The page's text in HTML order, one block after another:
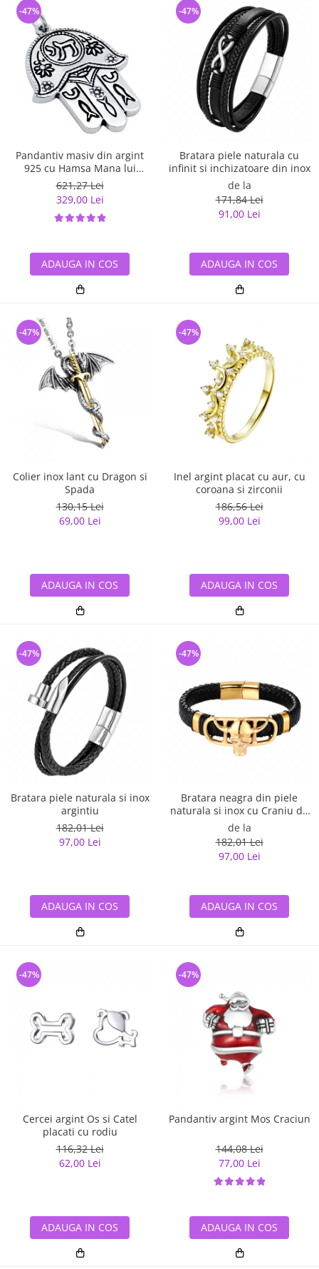
Pandantiv masiv din argint
925 cu Hamsa Mana lui
Fatima
621,27 Lei
329,00 Lei
-47%
ADAUGA IN COS
Bratara piele naturala cu
infinit si inchizatoare din inox
de la
171,84 Lei
91,00 Lei
-47%
ADAUGA IN COS
Colier inox lant cu Dragon si
Spada
130,15 Lei
69,00 Lei
-47%
ADAUGA IN COS
Inel argint placat cu aur, cu
coroana si zirconii
186,56 Lei
99,00 Lei
-47%
ADAUGA IN COS
Bratara piele naturala si inox
argintiu
182,01 Lei
97,00 Lei
-47%
ADAUGA IN COS
Bratara neagra din piele
naturala si inox cu Craniu de
Viking
de la
182,01 Lei
97,00 Lei
-47%
ADAUGA IN COS
Cercei argint Os si Catel
placati cu rodiu
116,32 Lei
62,00 Lei
-47%
ADAUGA IN COS
Pandantiv argint Mos Craciun
144,08 Lei
77,00 Lei
-47%
ADAUGA IN COS